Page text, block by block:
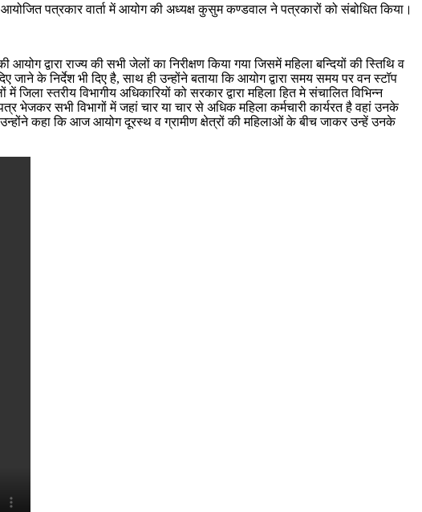
पत्रकार वार्ता में आयोग की अध्यक्ष कुसुम कण्डवाल ने पत्रकारों को संबोधित किया।
आयोग द्वारा राज्य की सभी जेलों का निरीक्षण किया गया जिसमें महिला बन्दियों की स्तिथि व
के निर्देश भी दिए है, साथ ही उन्होंने बताया कि आयोग द्वारा समय समय पर वन स्टॉप
स्तरीय विभागीय अधिकारियों को सरकार द्वारा महिला हित मे संचालित विभिन्न
भेजकर सभी विभागों में जहां चार या चार से अधिक महिला कर्मचारी कार्यरत है वहां उनके
कहा कि आज आयोग दूरस्थ व ग्रामीण क्षेत्रों की महिलाओं के बीच जाकर उन्हें उनके